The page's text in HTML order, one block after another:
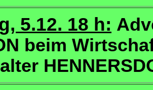
5.12. 18 h:
beim